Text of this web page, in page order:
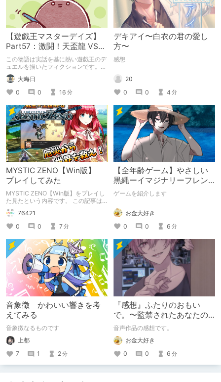
【遊戯王マスターデイズ】
Part57：激闘！天盃龍 VS
千年D【架空デュエル】
この物語は実話を基に熱い遊戯王のデ
ュエルを描いたフィクションです。
（自分用メモ：2025-05-14）
大晦日
0
0 16 分
デキアイ〜白衣の君の愛し
方〜
感想
20
0
0 4 分
MYSTIC ZENO【Win版】
プレイしてみた
MYSTIC ZENO【Win版】をプレイし
た見たという内容です。 この記事は
通常のクリエイターズ記事です。
76421
0
0 7分
【全年齢ゲーム】やさしい
黒縄ーイマジナリーフレン
ドの「彼」と過ごすおぼん
ゲームを紹介します
お金大好き
0
0 6 分
音象徴 かわいい響きを考
えてみる
音象徴なるものです
上都
7
1 2分
『感想』ふたりのおもい
で。〜監禁されたあなたの
末路〜【がるまに限定特典
付き】
音声作品の感想です。
お金大好き
0
0 6 分